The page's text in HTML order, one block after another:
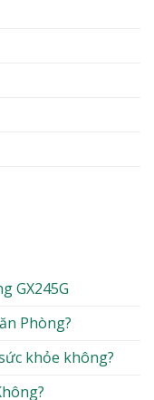
GX245G
Phòng?
khỏe không?